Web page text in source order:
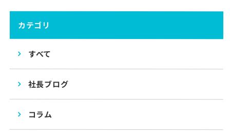
カテゴリ
すべて
社長ブログ
コラム